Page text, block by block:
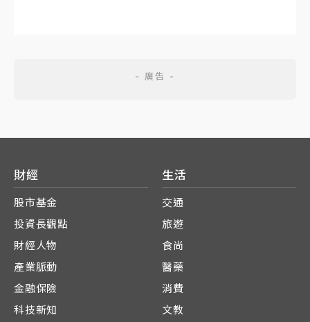
財經
股市基金
投資長觀點
財經人物
產業脈動
金融保險
科技新知
生活
交通
旅遊
食尚
醫藥
消費
文教